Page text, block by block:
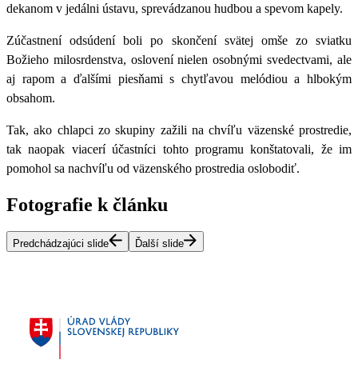
dekanom v jedálni ústavu, sprevádzanou hudbou a spevom kapely.
Zúčastnení odsúdení boli po skončení svätej omše zo sviatku
Božieho milosrdenstva, oslovení nielen osobnými svedectvami, ale
aj rapom a ďalšími piesňami s chytľavou melódiou a hlbokým
obsahom.
Tak, ako chlapci zo skupiny zažili na chvíľu väzenské prostredie,
tak naopak viacerí účastníci tohto programu konštatovali, že im
pomohol sa nachvíľu od väzenského prostredia oslobodiť.
Fotografie k článku
Predchádzajúci slide Ďalší slide